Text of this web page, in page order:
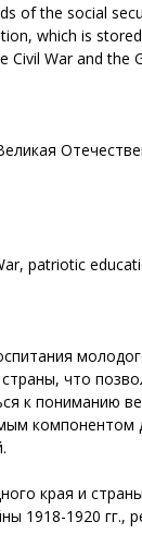
of the social
which is
War and the
patriotic
что
к пониманию
компонентом
края и
1918-1920